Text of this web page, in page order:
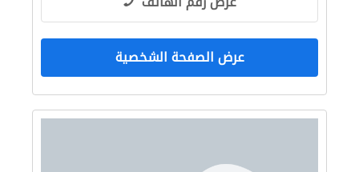
عرض الصفحة الشخصية